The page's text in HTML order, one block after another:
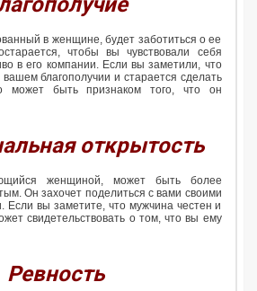
в женщине, будет заботиться о ее
чтобы вы чувствовали себя
в его компании. Если вы заметили, что
благополучии и старается сделать
может быть признаком того, что он
открытость
женщиной, может быть более
Он захочет поделиться с вами своими
Если вы заметите, что мужчина честен и
свидетельствовать о том, что вы ему
Ревность